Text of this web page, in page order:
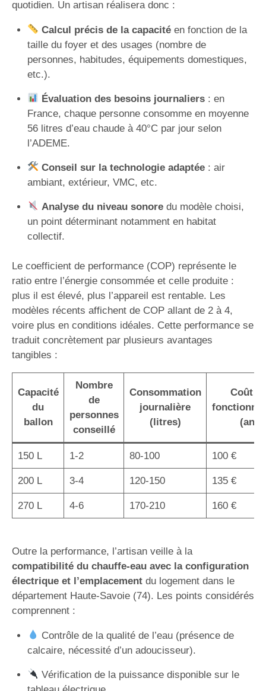
quotidien. Un artisan réalisera donc :
Calcul précis de la capacitéen fonction de la
taille du foyer et des usages (nombre de
personnes, habitudes, équipements domestiques,
etc.).
Évaluation des besoins journaliers: en
France, chaque personne consomme en moyenne
56 litres d’eau chaude à 40°C par jour selon
l’ADEME.
Conseil sur la technologie adaptée: air
ambiant, extérieur, VMC, etc.
Analyse du niveau sonoredu modèle choisi,
un point déterminant notamment en habitat
collectif.
Le coefficient de performance (COP) représente le
ratio entre l’énergie consommée et celle produite :
plus il est élevé, plus l’appareil est rentable. Les
modèles récents affichent de COP allant de 2 à 4,
voire plus en conditions idéales. Cette performance se
traduit concrètement par plusieurs avantages
tangibles :
Capacité
du
ballon
Nombre
de
personnes
conseillé
Consommation
journalière
(litres)
Coût
(an)
150 L 1-2 80-100 100 €
200 L 3-4 120-150 135 €
270 L 4-6 170-210 160 €
Outre la performance, l’artisan veille à la
compatibilité du chauffe-eau avec la configuration
électrique et l’emplacement du logement dans le
département Haute-Savoie (74). Les points considérés
comprennent :
Contrôle de la qualité de l’eau (présence de
calcaire, nécessité d’un adoucisseur).
Vérification de la puissance disponible sur le